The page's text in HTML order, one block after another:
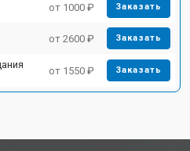
от 1000 ₽ Заказать
от 2600 ₽ Заказать
от 1550 ₽ Заказать